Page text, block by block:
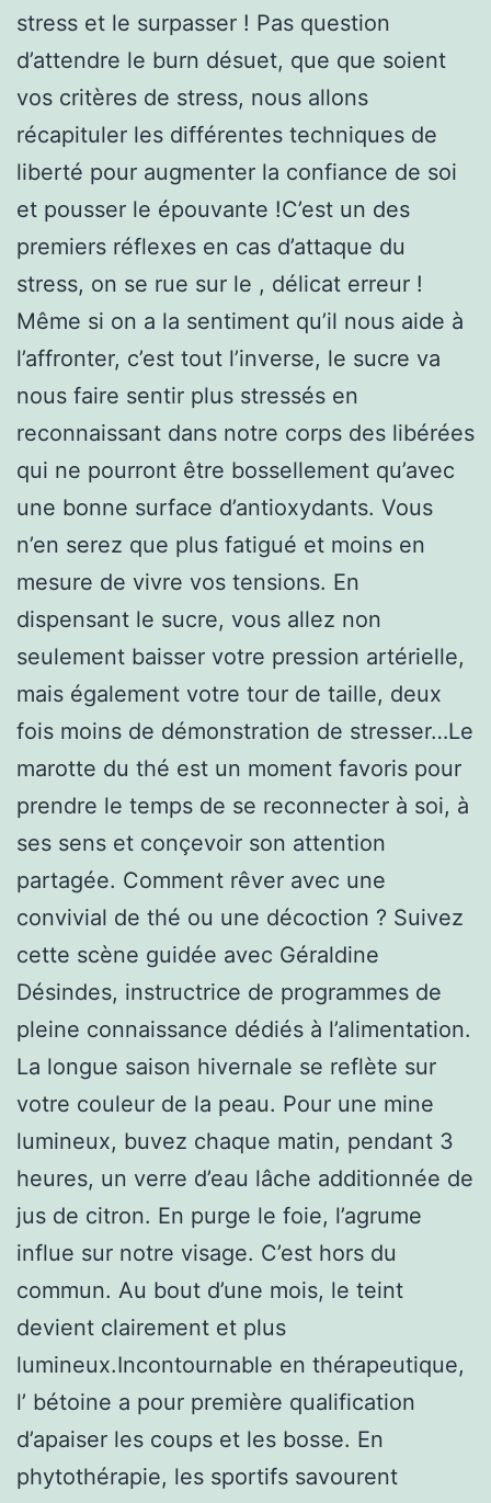
stress et le surpasser ! Pas question
d’attendre le burn désuet, que que soient
vos critères de stress, nous allons
récapituler les différentes techniques de
liberté pour augmenter la confiance de soi
et pousser le épouvante !C’est un des
premiers réflexes en cas d’attaque du
stress, on se rue sur le , délicat erreur !
Même si on a la sentiment qu’il nous aide à
l’affronter, c’est tout l’inverse, le sucre va
nous faire sentir plus stressés en
reconnaissant dans notre corps des libérées
qui ne pourront être bossellement qu’avec
une bonne surface d’antioxydants. Vous
n’en serez que plus fatigué et moins en
mesure de vivre vos tensions. En
dispensant le sucre, vous allez non
seulement baisser votre pression artérielle,
mais également votre tour de taille, deux
fois moins de démonstration de stresser…Le
marotte du thé est un moment favoris pour
prendre le temps de se reconnecter à soi, à
ses sens et conçevoir son attention
partagée. Comment rêver avec une
convivial de thé ou une décoction ? Suivez
cette scène guidée avec Géraldine
Désindes, instructrice de programmes de
pleine connaissance dédiés à l’alimentation.
La longue saison hivernale se reflète sur
votre couleur de la peau. Pour une mine
lumineux, buvez chaque matin, pendant 3
heures, un verre d’eau lâche additionnée de
jus de citron. En purge le foie, l’agrume
influe sur notre visage. C’est hors du
commun. Au bout d’une mois, le teint
devient clairement et plus
lumineux.Incontournable en thérapeutique,
l’ bétoine a pour première qualification
d’apaiser les coups et les bosse. En
phytothérapie, les sportifs savourent